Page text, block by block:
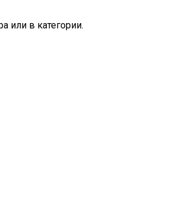
или в категории.